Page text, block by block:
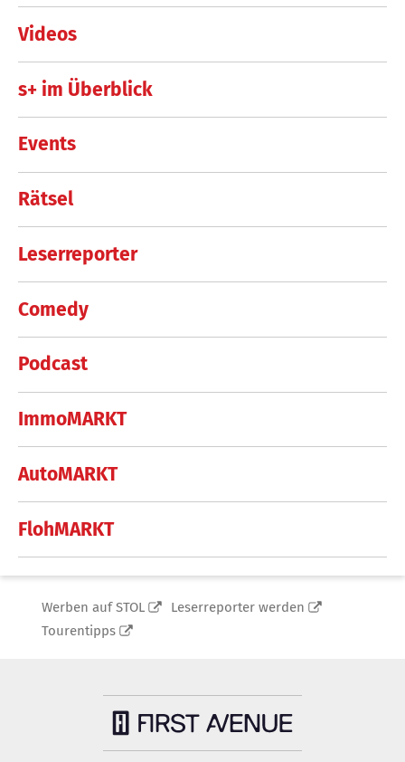
Videos
s+ im Überblick
Events
Rätsel
Leserreporter
Comedy
Podcast
ImmoMARKT
AutoMARKT
FlohMARKT
Werben auf STOL
Leserreporter werden
Tourentipps